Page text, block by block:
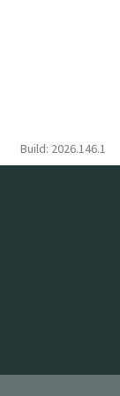
Build: 2026.146.1